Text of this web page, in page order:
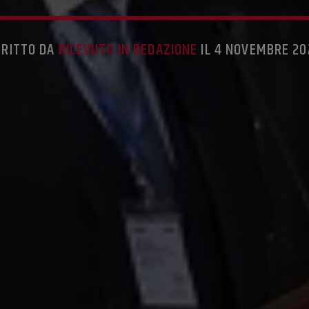
DA RICEVUTO IN REDAZIONE IL 4 NOVEMBRE